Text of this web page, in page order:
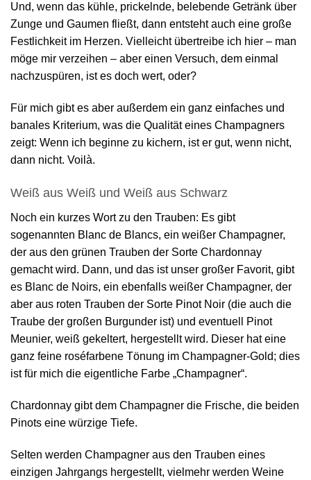
Und, wenn das kühle, prickelnde, belebende Getränk über
Zunge und Gaumen fließt, dann entsteht auch eine große
Festlichkeit im Herzen. Vielleicht übertreibe ich hier – man
möge mir verzeihen – aber einen Versuch, dem einmal
nachzuspüren, ist es doch wert, oder?
Für mich gibt es aber außerdem ein ganz einfaches und
banales Kriterium, was die Qualität eines Champagners
zeigt: Wenn ich beginne zu kichern, ist er gut, wenn nicht,
dann nicht. Voilà.
Weiß aus Weiß und Weiß aus Schwarz
Noch ein kurzes Wort zu den Trauben: Es gibt
sogenannten Blanc de Blancs, ein weißer Champagner,
der aus den grünen Trauben der Sorte Chardonnay
gemacht wird. Dann, und das ist unser großer Favorit, gibt
es Blanc de Noirs, ein ebenfalls weißer Champagner, der
aber aus roten Trauben der Sorte Pinot Noir (die auch die
Traube der großen Burgunder ist) und eventuell Pinot
Meunier, weiß gekeltert, hergestellt wird. Dieser hat eine
ganz feine roséfarbene Tönung im Champagner-Gold; dies
ist für mich die eigentliche Farbe „Champagner“.
Chardonnay gibt dem Champagner die Frische, die beiden
Pinots eine würzige Tiefe.
Selten werden Champagner aus den Trauben eines
einzigen Jahrgangs hergestellt, vielmehr werden Weine